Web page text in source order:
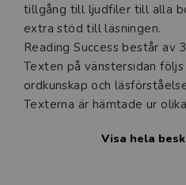
tillgång till ljudfiler till alla
extra stöd till läsningen.
Reading Success består av
Texten på vänstersidan
ordkunskap och
Texterna är hämtade ur
diagram, annons,Visa hela